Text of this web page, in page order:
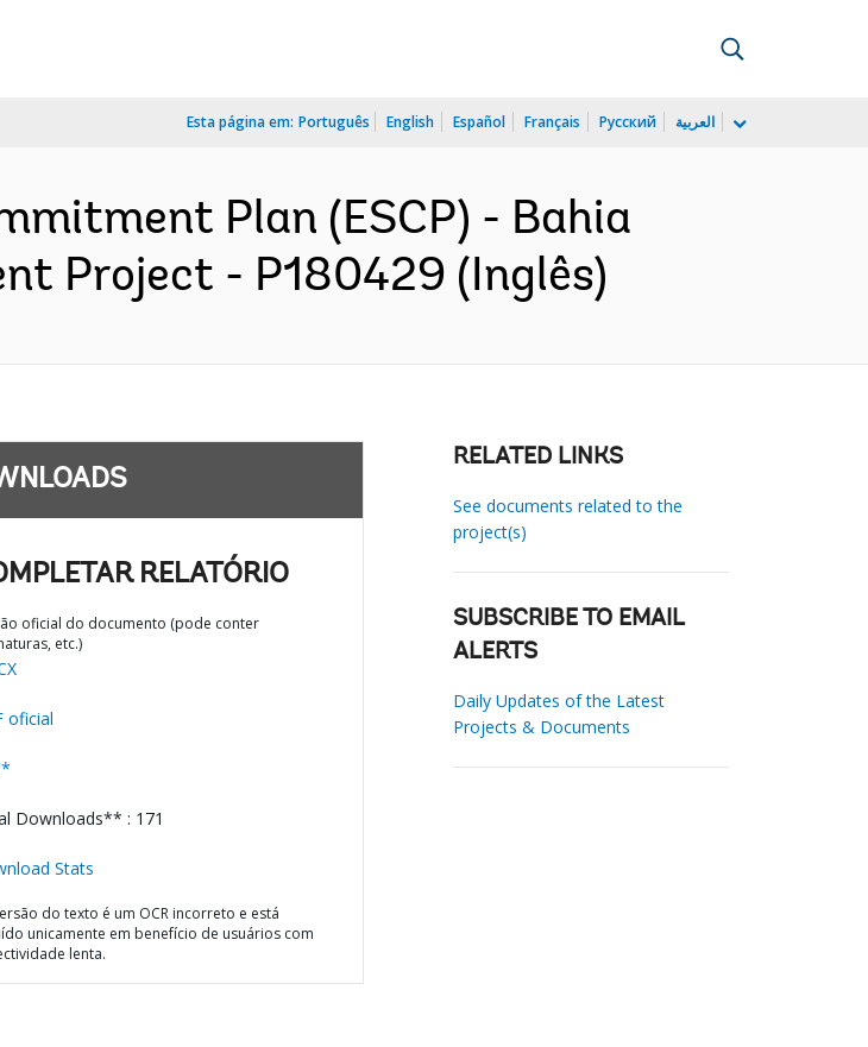
Esta página em: Português English Español Français Русский العربية
Plan (ESCP) - Bahia
Project - P180429 (Inglês)
RELATÓRIO
oficial do documento (pode conter
etc.)
oficial
Downloads** : 171
Stats
do texto é um OCR incorreto e está
unicamente em benefício de usuários com
lenta.
RELATED LINKS
See documents related to the
project(s)
SUBSCRIBE TO EMAIL
ALERTS
Daily Updates of the Latest
Projects & Documents